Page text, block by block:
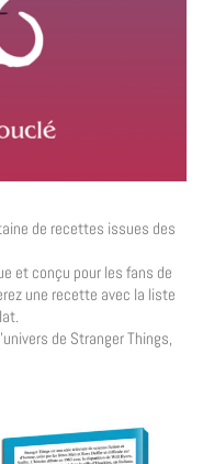
de recettes issues des
et conçu pour les fans de
une recette avec la liste
de Stranger Things,